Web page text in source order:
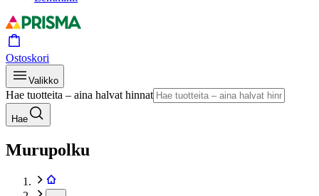
Ostoskori
Valikko
Hae tuotteita – aina halvat hinnat
Hae
Murupolku